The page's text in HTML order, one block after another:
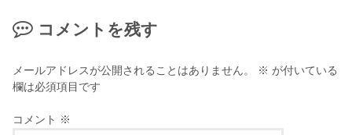
コメントを残す
メールアドレスが公開されることはありません。 ※ が付いている
欄は必須項目です
コメント ※